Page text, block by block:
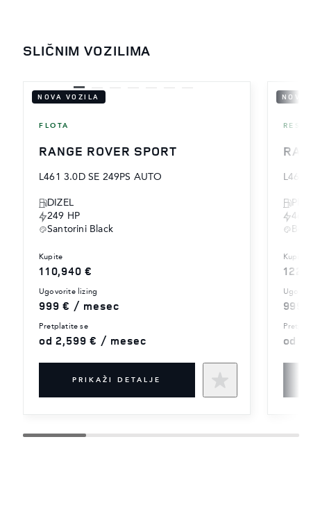
SLIČNIM VOZILIMA
NOVA VOZILA
FLOTA
RANGE ROVER SPORT
L461 3.0D SE 249PS AUTO
DIZEL
249 HP
Santorini Black
kupite
110,940 €
ugovorite lizing
999 € / mesec
pretplatite se
od 2,599 € / mesec
PRIKAŽI DETALJE
NOVA
L461
460
kupite
999
od